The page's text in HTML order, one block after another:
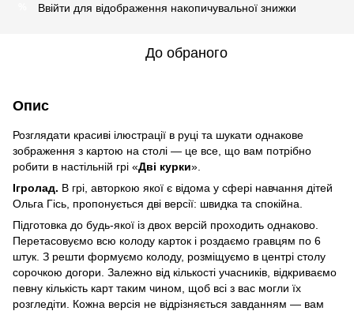
Ввійти для відображення накопичувальної знижки
До обраного
Опис
Розглядати красиві ілюстрації в руці та шукати однакове
зображення з картою на столі — це все, що вам потрібно
робити в настільній грі «Дві курки».
Ігролад. В грі, авторкою якої є відома у сфері навчання дітей
Ольга Гісь, пропонується дві версії: швидка та спокійна.
Підготовка до будь-якої із двох версій проходить однаково.
Перетасовуємо всю колоду карток і роздаємо гравцям по 6
штук. З решти формуємо колоду, розміщуємо в центрі столу
сорочкою догори. Залежно від кількості учасників, відкриваємо
певну кількість карт таким чином, щоб всі з вас могли їх
розгледіти. Кожна версія не відрізняється завданням — вам